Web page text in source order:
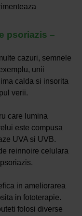
psoriazis –
cazuri, semnele
unii
calda si insorita
verii.
care lumina
este compusa
UVA si UVB.
reinnoire celulara
in ameliorarea
in fototerapie.
folosi diverse